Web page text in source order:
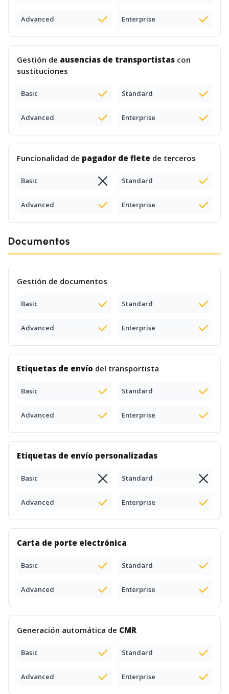
Advanced Enterprise
Gestión de ausencias de transportistas con
sustituciones
Basic Standard
Advanced Enterprise
Funcionalidad de pagador de flete de terceros
Basic Standard
Advanced Enterprise
Documentos
Gestión de documentos
Basic Standard
Advanced Enterprise
Etiquetas de envío del transportista
Basic Standard
Advanced Enterprise
Etiquetas de envío personalizadas
Basic Standard
Advanced Enterprise
Carta de porte electrónica
Basic Standard
Advanced Enterprise
Generación automática de CMR
Basic Standard
Advanced Enterprise